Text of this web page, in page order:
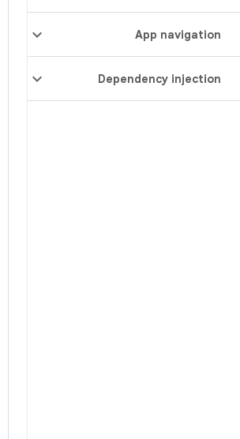
App navigation
Dependency injection